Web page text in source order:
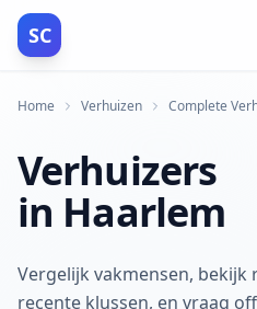
SC
Home Verhuizen Complete
Verhuizers
in Haarlem
Vergelijk vakmensen, bekijk
recente klussen, en vraag